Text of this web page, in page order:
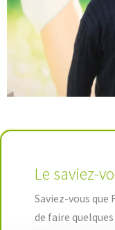
Le saviez-
Saviez-vous que
de faire